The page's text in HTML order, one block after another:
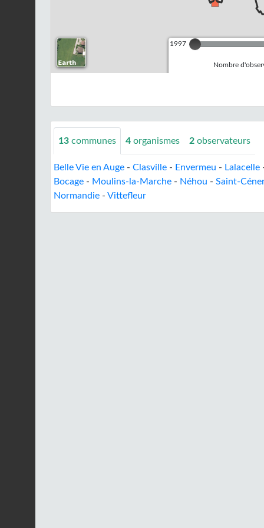
1997
Nombre
13 communes 4 organismes 2 observateurs
Belle Vie en Auge - Clasville - Envermeu - Lalacelle
Bocage - Moulins-la-Marche - Néhou - Saint-
Normandie - Vittefleur